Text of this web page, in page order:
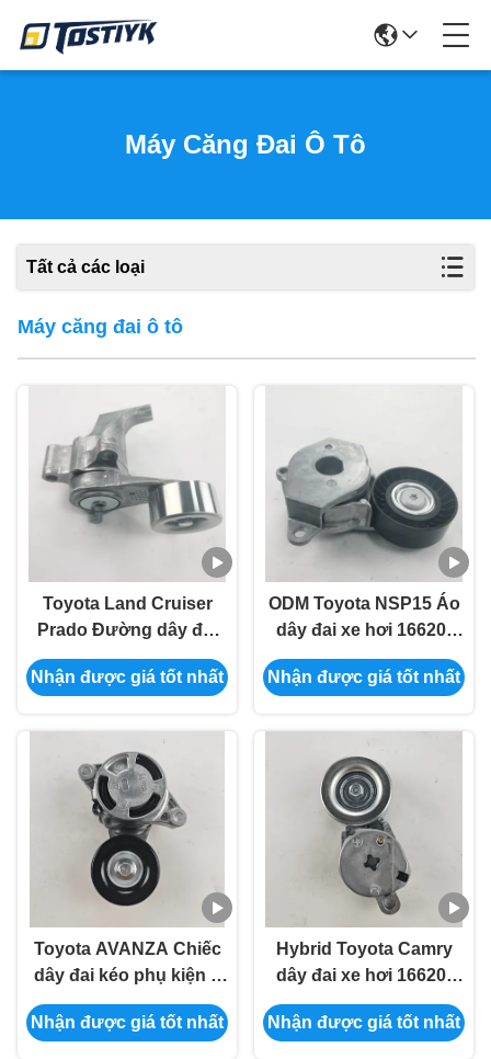
Máy Căng Đai Ô Tô
Tất cả các loại
Máy căng đai ô tô
Toyota Land Cruiser
Prado Đường dây đai
đồng hồ xe hơi 16620-
75011 16620-75010
0C011 16620-0C020
Nhận được giá tốt nhất
ODM Toyota NSP15 Áo
dây đai xe hơi 16620-
0Y010 16620-47010
16620-0Y042 16620-
Nhận được giá tốt nhất
Toyota AVANZA Chiếc
dây đai kéo phụ kiện ô
tô 16620-BZ010
Nhận được giá tốt nhất
Hybrid Toyota Camry
dây đai xe hơi 16620-
36013 16620-0V024
Nhận được giá tốt nhất